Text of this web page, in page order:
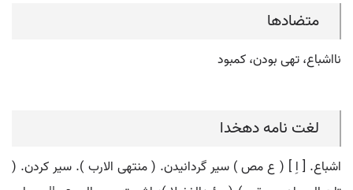
متضادها
نااشباع، تهی بودن، کمبود
لغت نامه دهخدا
اشباع. [ اِ ] ( ع مص ) سیر گردانیدن. ( منتهی الارب ). سیر کردن. (